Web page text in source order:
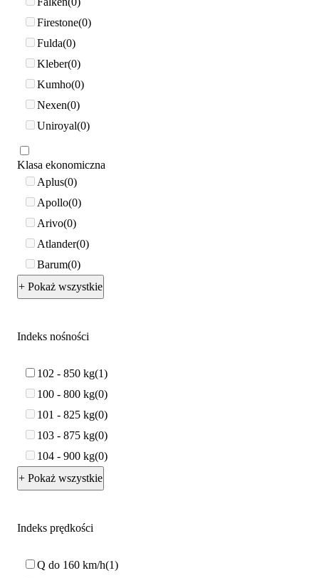
Firestone 0
Fulda 0
Kleber 0
Kumho 0
Nexen 0
Uniroyal 0
Klasa ekonomiczna
Aplus 0
Apollo 0
Arivo 0
Atlander 0
Barum 0
+ Pokaż wszystkie
Indeks nośności
102 - 850 kg 1
100 - 800 kg 0
101 - 825 kg 0
103 - 875 kg 0
104 - 900 kg 0
+ Pokaż wszystkie
Indeks prędkości
Q do 160 km/h 1